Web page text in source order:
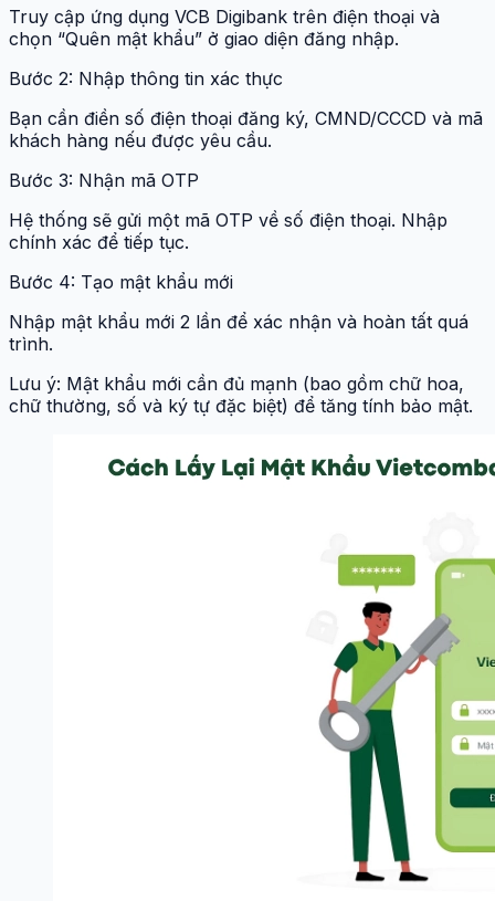
Truy cập ứng dụng VCB Digibank trên điện thoại và
chọn “Quên mật khẩu” ở giao diện đăng nhập.
Bước 2: Nhập thông tin xác thực
Bạn cần điền số điện thoại đăng ký, CMND/CCCD và mã
khách hàng nếu được yêu cầu.
Bước 3: Nhận mã OTP
Hệ thống sẽ gửi một mã OTP về số điện thoại. Nhập
chính xác để tiếp tục.
Bước 4: Tạo mật khẩu mới
Nhập mật khẩu mới 2 lần để xác nhận và hoàn tất quá
trình.
Lưu ý: Mật khẩu mới cần đủ mạnh (bao gồm chữ hoa,
chữ thường, số và ký tự đặc biệt) để tăng tính bảo mật.